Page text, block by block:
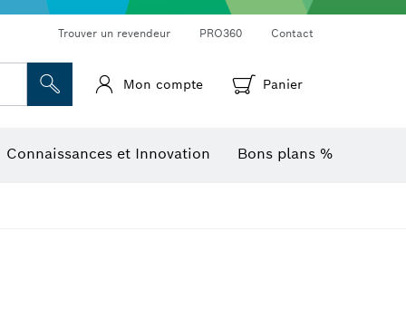
Trouver un revendeur PRO360 Contact
Mon compte Panier
Connaissances et Innovation Bons plans %